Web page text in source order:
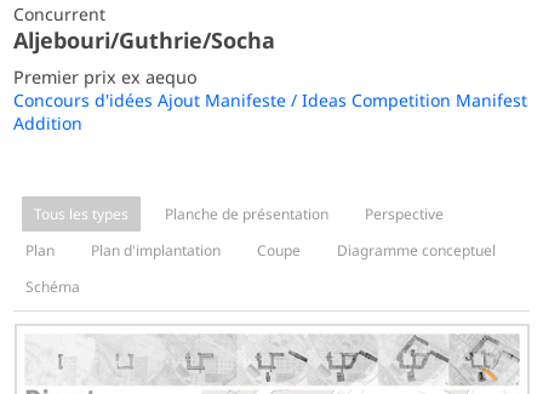
Concurrent
Aljebouri/Guthrie/Socha
Premier prix ex aequo
Concours d'idées Ajout Manifeste / Ideas Competition Manifest
Addition
Tous les types Planche de présentation
Perspective
Plan
Plan d'implantation Coupe
Diagramme conceptuel
Schéma